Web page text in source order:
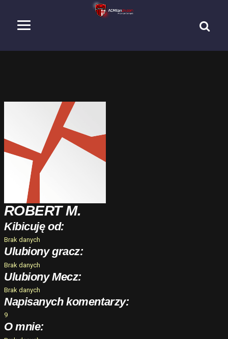
ROBERT M.
Kibicuję od:
Brak danych
Ulubiony gracz:
Brak danych
Ulubiony Mecz:
Brak danych
Napisanych komentarzy:
9
O mnie: